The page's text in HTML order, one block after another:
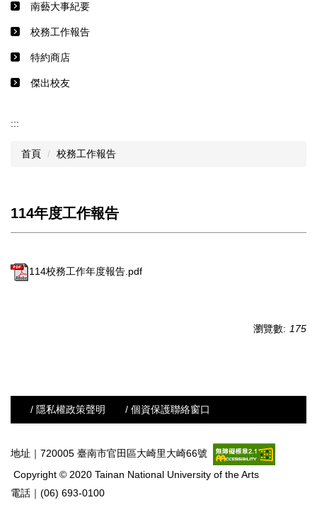
南藝大事紀要
校務工作報告
特約商店
傑出校友
:::
首頁 校務工作報告
114年度工作報告
114校務工作年度報告.pdf
瀏覽數: 175
/ 隱私權政策聲明 / 個資保護聯絡窗口
地址｜720005 臺南市官田區大崎里大崎66號
Copyright © 2020 Tainan National University of the Arts
電話｜(06) 693-0100